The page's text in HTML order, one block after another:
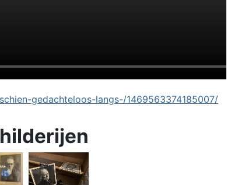
gedachteloos-langs-/1469563374185007/